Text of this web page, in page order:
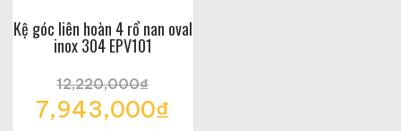
Kệ góc liên hoàn 4 rổ nan oval
inox 304 EPV101
12,220,000₫
Giá
gốc
7,943,000₫